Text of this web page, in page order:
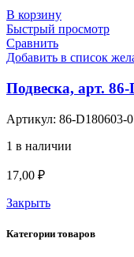
В корзину
Быстрый просмотр
Сравнить
Добавить в список
Подвеска, арт. 86-
Артикул: 86-D180603-
1 в наличии
17,00 ₽
Закрыть
Категории товаров